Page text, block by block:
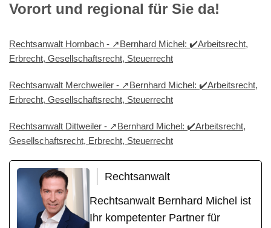
Vorort und regional für Sie da!
Rechtsanwalt Hornbach - ↗️Bernhard Michel: ✔️Arbeitsrecht,
Erbrecht, Gesellschaftsrecht, Steuerrecht
Rechtsanwalt Merchweiler - ↗️Bernhard Michel: ✔️Arbeitsrecht,
Erbrecht, Gesellschaftsrecht, Steuerrecht
Rechtsanwalt Dittweiler - ↗️Bernhard Michel: ✔️Arbeitsrecht,
Gesellschaftsrecht, Erbrecht, Steuerrecht
Rechtsanwalt
Rechtsanwalt Bernhard Michel ist
Ihr kompetenter Partner für